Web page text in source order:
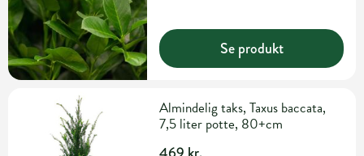
Se produkt
Almindelig taks, Taxus baccata,
7,5 liter potte, 80+cm